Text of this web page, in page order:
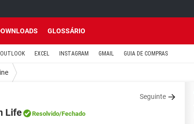
GLOSSÁRIO
OUTLOOK EXCEL INSTAGRAM GMAIL GUIA DE COMPRAS
Seguinte
Life Resolvido/Fechado